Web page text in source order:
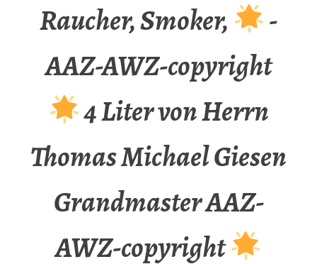
Raucher, Smoker,
-
AAZ-AWZ-copyright
4 Liter von Herrn
Thomas Michael Giesen
Grandmaster AAZ-
AWZ-copyright